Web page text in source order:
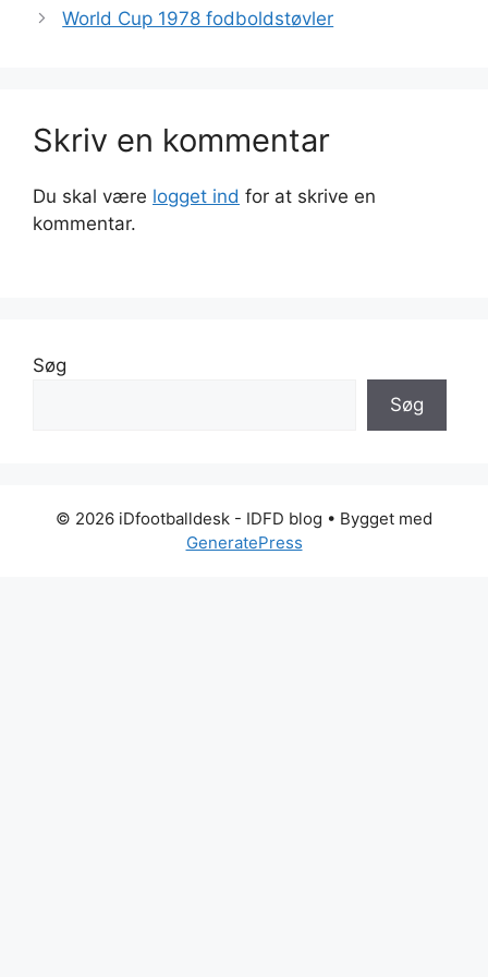
World Cup 1978 fodboldstøvler
Skriv en kommentar
Du skal være logget ind for at skrive en
kommentar.
Søg
Søg
© 2026 iDfootballdesk - IDFD blog • Bygget med
GeneratePress